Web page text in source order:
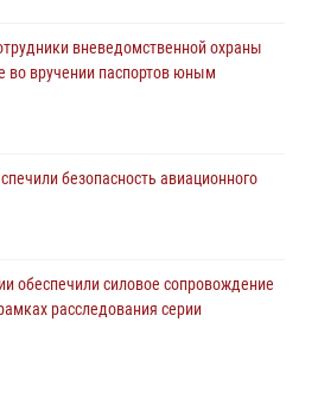
вневедомственной охраны
во вручении паспортов юным
безопасность авиационного
обеспечили силовое сопровождение
расследования серии